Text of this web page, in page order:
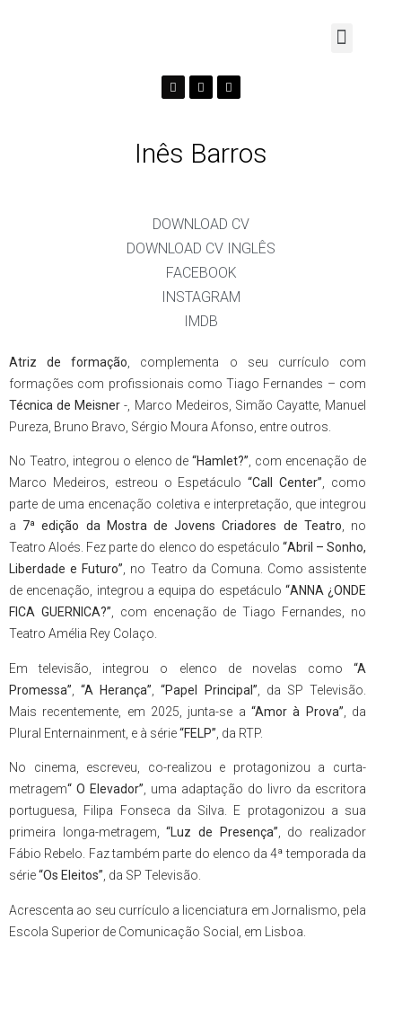
Inês Barros
DOWNLOAD CV
DOWNLOAD CV INGLÊS
FACEBOOK
INSTAGRAM
IMDB
Atriz de formação
complementa o seu currículo com
formações com profissionais como Tiago Fernandes – com
Técnica de Meisner -, Marco Medeiros, Simão Cayatte, Manuel
Pureza, Bruno Bravo, Sérgio Moura Afonso, entre outros.
No Teatro, integrou o elenco de“Hamlet?”, com encenação de
Marco Medeiros, estreou o Espetáculo“Call Center”, como
parte de uma encenação coletiva e interpretação, que integrou
a 7ª edição da Mostra de Jovens Criadores de Teatro, no
Teatro Aloés. Fez parte do elenco do espetáculo “Abril – Sonho,
Liberdade e Futuro”, no Teatro da Comuna. Como assistente
de encenação, integrou a equipa do espetáculo “ANNA ¿ONDE
FICA GUERNICA?”, com encenação de Tiago Fernandes, no
Teatro Amélia Rey Colaço.
Em televisão, integrou o elenco de novelas como “A
Promessa” ,“A Herança” ,“Papel Principal” , da SP Televisão.
Mais recentemente, em 2025, junta-se a “Amor à Prova” , da
Plural Enternainment, e à série“FELP” , da RTP.
No cinema, escreveu, co-realizou e protagonizou a curta-
metragem“ O Elevador” , uma adaptação do livro da escritora
portuguesa, Filipa Fonseca da Silva. E protagonizou a sua
primeira longa-metragem,“Luz de Presença” , do realizador
Fábio Rebelo. Faz também parte do elenco da 4ª temporada da
série“Os Eleitos” , da SP Televisão
Acrescenta ao seu currículo a licenciatura em Jornalismo, pela
Escola Superior de Comunicação Social, em Lisboa.